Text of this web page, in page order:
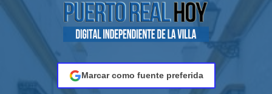
Marcar como fuente preferida